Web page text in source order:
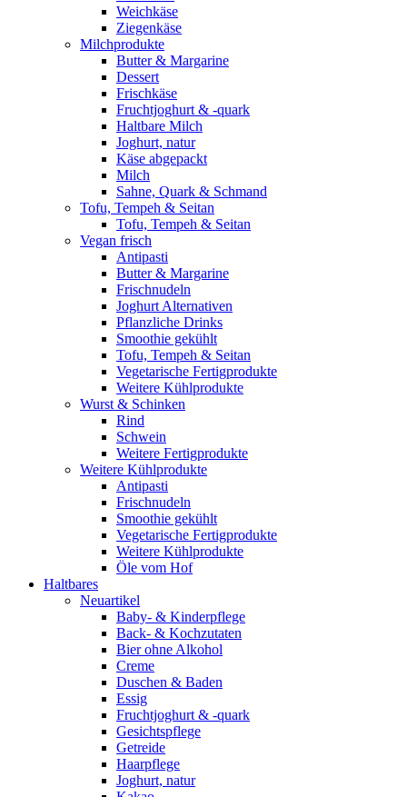
Weichkäse
Ziegenkäse
Milchprodukte
Butter & Margarine
Dessert
Frischkäse
Fruchtjoghurt & -quark
Haltbare Milch
Joghurt, natur
Käse abgepackt
Milch
Sahne, Quark & Schmand
Tofu, Tempeh & Seitan
Tofu, Tempeh & Seitan
Vegan frisch
Antipasti
Butter & Margarine
Frischnudeln
Joghurt Alternativen
Pflanzliche Drinks
Smoothie gekühlt
Tofu, Tempeh & Seitan
Vegetarische Fertigprodukte
Weitere Kühlprodukte
Wurst & Schinken
Rind
Schwein
Weitere Fertigprodukte
Weitere Kühlprodukte
Antipasti
Frischnudeln
Smoothie gekühlt
Vegetarische Fertigprodukte
Weitere Kühlprodukte
Öle vom Hof
Haltbares
Neuartikel
Baby- & Kinderpflege
Back- & Kochzutaten
Bier ohne Alkohol
Creme
Duschen & Baden
Essig
Fruchtjoghurt & -quark
Gesichtspflege
Getreide
Haarpflege
Joghurt, natur